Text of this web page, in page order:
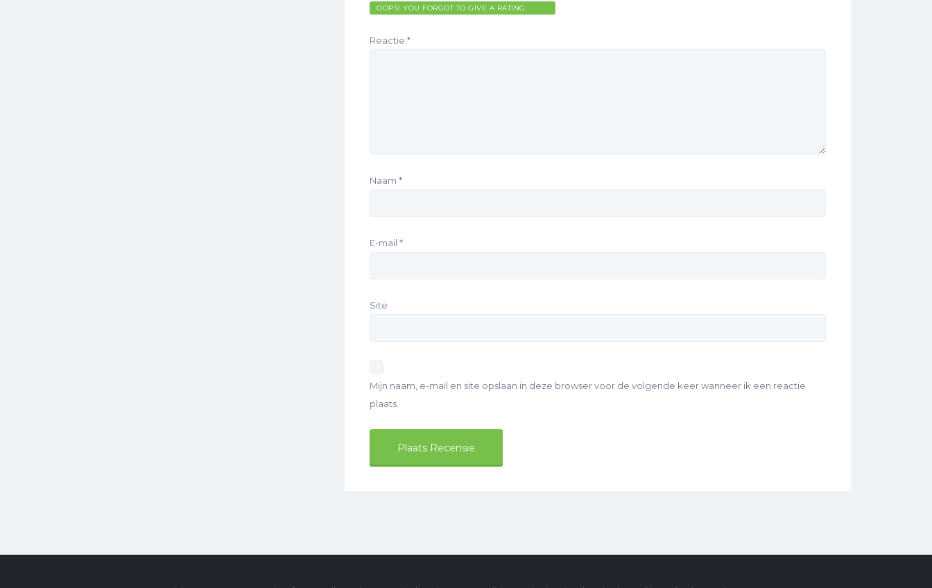
OOPS! YOU FORGOT TO GIVE A RATING.
Reactie *
Naam *
E-mail *
Site
Mijn naam, e-mail en site opslaan in deze browser voor de volgende keer wanneer ik een reactie
plaats.